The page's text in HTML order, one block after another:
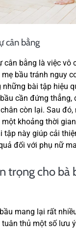
cân bằng
cân bằng là việc vô
bầu tránh nguy
bài tập hiệu
cần đứng thẳng,
còn lại. Sau
khoảng thời
tập này giúp cải
đối với phụ nữ
trọng cho bà
mang lại rất
thủ một số lưu